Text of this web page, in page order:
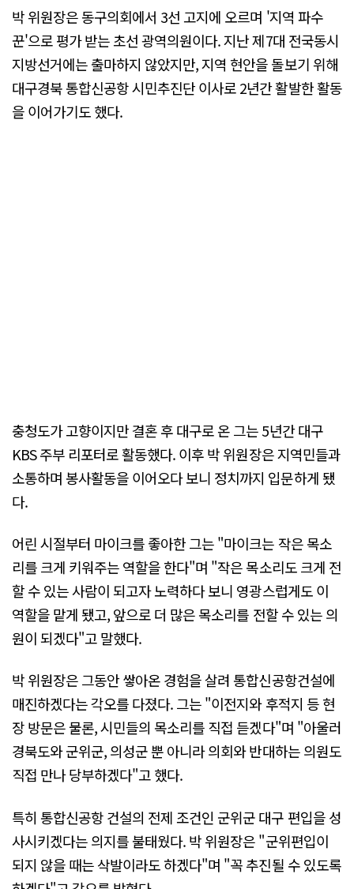
박 위원장은 동구의회에서 3선 고지에 오르며 '지역 파수
꾼'으로 평가 받는 초선 광역의원이다. 지난 제7대 전국동시
지방선거에는 출마하지 않았지만, 지역 현안을 돌보기 위해
대구경북 통합신공항 시민추진단 이사로 2년간 활발한 활동
을 이어가기도 했다.
충청도가 고향이지만 결혼 후 대구로 온 그는 5년간 대구
KBS 주부 리포터로 활동했다. 이후 박 위원장은 지역민들과
소통하며 봉사활동을 이어오다 보니 정치까지 입문하게 됐
다.
어린 시절부터 마이크를 좋아한 그는 "마이크는 작은 목소
리를 크게 키워주는 역할을 한다"며 "작은 목소리도 크게 전
할 수 있는 사람이 되고자 노력하다 보니 영광스럽게도 이
역할을 맡게 됐고, 앞으로 더 많은 목소리를 전할 수 있는 의
원이 되겠다"고 말했다.
박 위원장은 그동안 쌓아온 경험을 살려 통합신공항건설에
매진하겠다는 각오를 다졌다. 그는 "이전지와 후적지 등 현
장 방문은 물론, 시민들의 목소리를 직접 듣겠다"며 "아울러
경북도와 군위군, 의성군 뿐 아니라 의회와 반대하는 의원도
직접 만나 당부하겠다"고 했다.
특히 통합신공항 건설의 전제 조건인 군위군 대구 편입을 성
사시키겠다는 의지를 불태웠다. 박 위원장은 "군위편입이
되지 않을 때는 삭발이라도 하겠다"며 "꼭 추진될 수 있도록